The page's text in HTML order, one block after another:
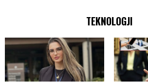
TEKNOLOGJI